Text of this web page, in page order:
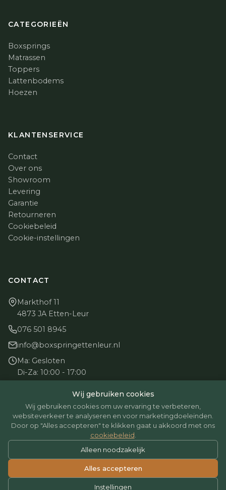
CATEGORIEËN
Boxsprings
Matrassen
Toppers
Lattenbodems
Hoezen
KLANTENSERVICE
Contact
Over ons
Showroom
Levering
Garantie
Retourneren
Cookiebeleid
Cookie-instellingen
CONTACT
Markthof 11
4873 JA Etten-Leur
076 501 8945
info@boxspringettenleur.nl
Ma: Gesloten
Di-Za: 10:00 - 17:00
© 2026 BoxspringEttenLeur. Alle rechten voorbehouden.
Betaalmethoden: iDEAL, Creditcard, Bancontact
Wij gebruiken cookies
Wij gebruiken cookies om uw ervaring te verbeteren,
websiteverkeer te analyseren en voor marketingdoeleinden.
Door op "Alles accepteren" te klikken gaat u akkoord met ons
cookiebeleid
Alleen noodzakelijk
Alles accepteren
Instellingen